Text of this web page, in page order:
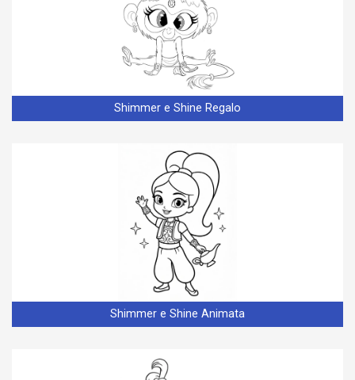
Shimmer e Shine Regalo
Shimmer e Shine Animata